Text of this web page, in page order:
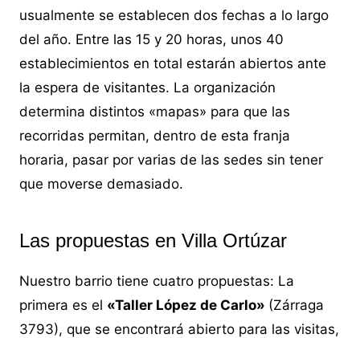
usualmente se establecen dos fechas a lo largo
del año. Entre las 15 y 20 horas, unos 40
establecimientos en total estarán abiertos ante
la espera de visitantes. La organización
determina distintos «mapas» para que las
recorridas permitan, dentro de esta franja
horaria, pasar por varias de las sedes sin tener
que moverse demasiado.
Las propuestas en Villa Ortúzar
Nuestro barrio tiene cuatro propuestas: La
primera es el «Taller López de Carlo» (Zárraga
3793), que se encontrará abierto para las visitas,